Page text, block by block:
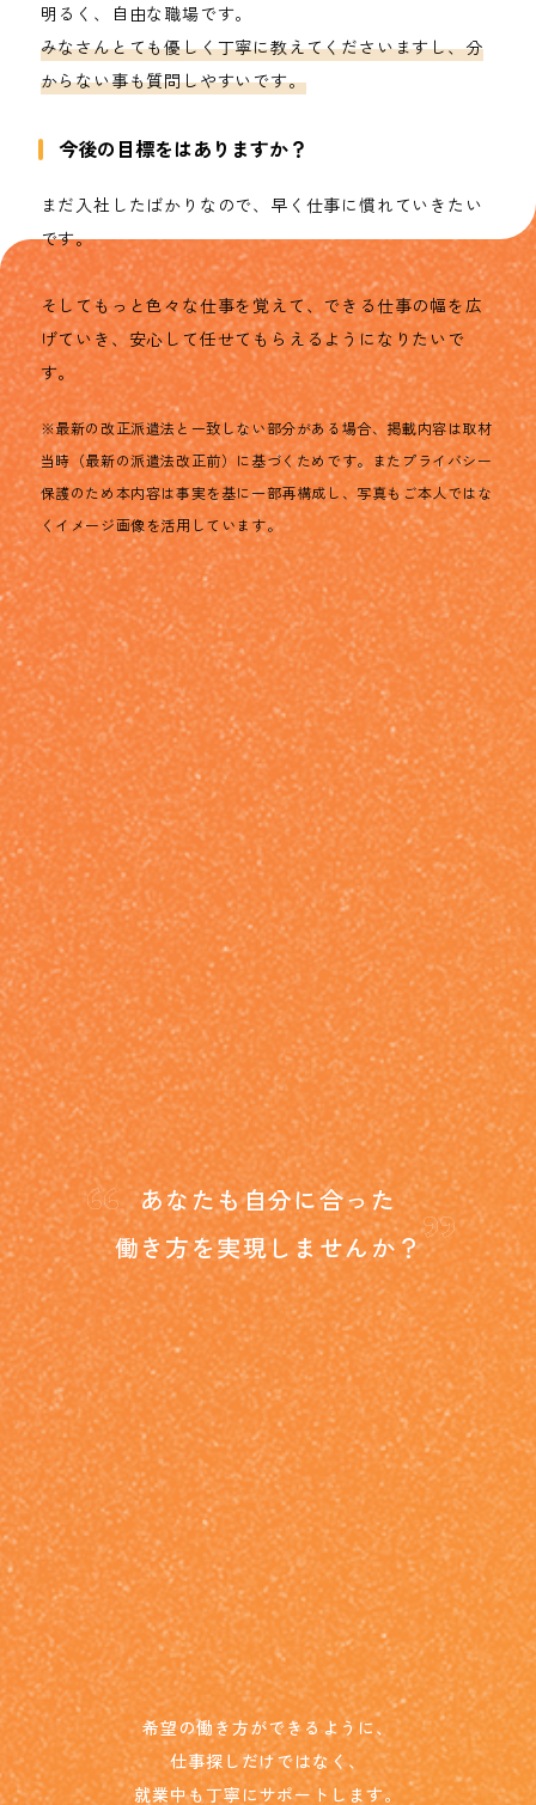
明るく、自由な職場です。
みなさんとても優しく丁寧に教えてくださいますし、分
からない事も質問しやすいです。
今後の目標をはありますか？
まだ入社したばかりなので、早く仕事に慣れていきたい
です。
そしてもっと色々な仕事を覚えて、できる仕事の幅を広
げていき、安心して任せてもらえるようになりたいで
す。
※最新の改正派遣法と一致しない部分がある場合、掲載内容は取材
当時（最新の派遣法改正前）に基づくためです。またプライバシー
保護のため本内容は事実を基に一部再構成し、写真もご本人ではな
くイメージ画像を活用しています。
“ あなたも自分に合った
働き方を実現しませんか？”
希望の働き方ができるように、
仕事探しだけではなく、
就業中も丁寧にサポートします。